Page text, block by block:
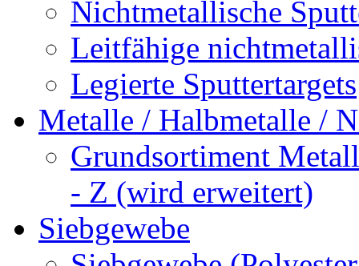
Nichtmetallische
Leitfähige
Legierte Sputtertargets
Metalle / Halbmetalle /
Grundsortiment
- Z (wird erweitert)
Siebgewebe